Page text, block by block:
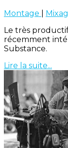
Montage
Le très
récemment
Substance.
Lire la suite...